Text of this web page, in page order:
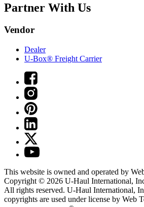
Partner With Us
Vendor
Dealer
U-Box® Freight Carrier
This website is owned and operated by
Copyright © 2026 U-Haul International,
All rights reserved. U-Haul International,
copyrights are used under license by Web